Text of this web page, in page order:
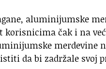
aluminijumske
korisnicima čak i na
merdevine
da bi zadržale svoj